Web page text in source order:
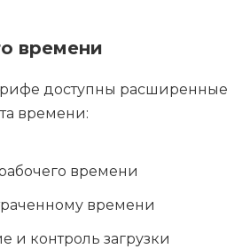
времени
доступны расширенные
времени:
времени
времени
и контроль загрузки